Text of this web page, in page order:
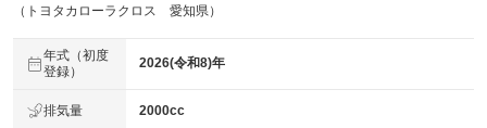
（トヨタカローラクロス 愛知県）
年式（初度
登録）
2026(令和8)年
排気量 2000cc